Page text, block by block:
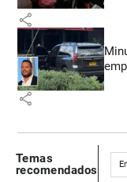
share
share
Temas
recomendados